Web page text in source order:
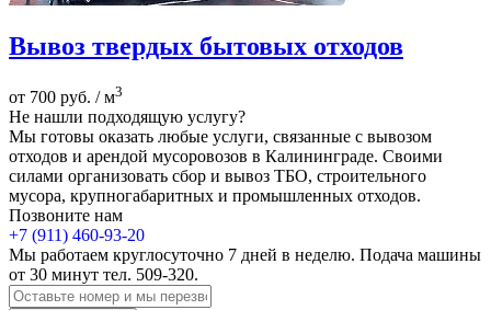
Вывоз твердых бытовых отходов
от 700 руб. / м3
Не нашли подходящую услугу?
Мы готовы оказать любые услуги, связанные с вывозом
отходов и арендой мусоровозов в Калининграде. Своими
силами организовать сбор и вывоз ТБО, строительного
мусора, крупногабаритных и промышленных отходов.
Позвоните нам
+7 (911) 460-93-20
Мы работаем круглосуточно 7 дней в неделю. Подача машины
от 30 минут тел. 509-320.